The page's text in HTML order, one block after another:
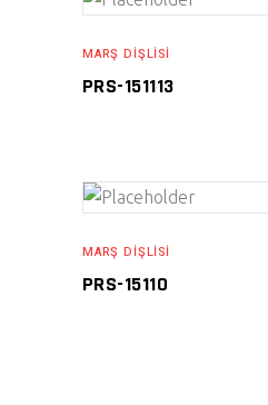
MARŞ DIŞLISI
PRS-151113
MARŞ DIŞLISI
PRS-15110